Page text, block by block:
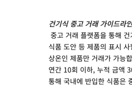
건기식 중고 거래 가이드라인
중고 거래 플랫폼을 통해
식품 도안 등 제품의 표시
상온인 제품만 거래가 가능
연간 10회 이하, 누적 금액
통해 국내에 반입한 식품은